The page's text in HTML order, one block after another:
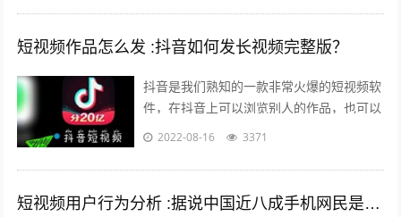
短视频作品怎么发 :抖音如何发长视频完整版？
抖音是我们熟知的一款非常火爆的短视频软
件，在抖音上可以浏览别人的作品，也可以
发布自己的作品，那么自己发布作品的时候
2022-08-16 3371
短视频用户行为分析 :据说中国近八成手机网民是短视频用户，侵权问题如何解决？